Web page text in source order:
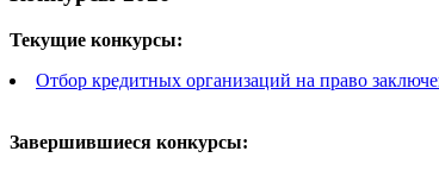
Текущие конкурсы:
Отбор кредитных организаций на право
Завершившиеся конкурсы: